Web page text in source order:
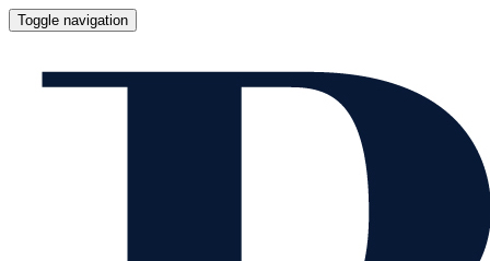
Toggle navigation